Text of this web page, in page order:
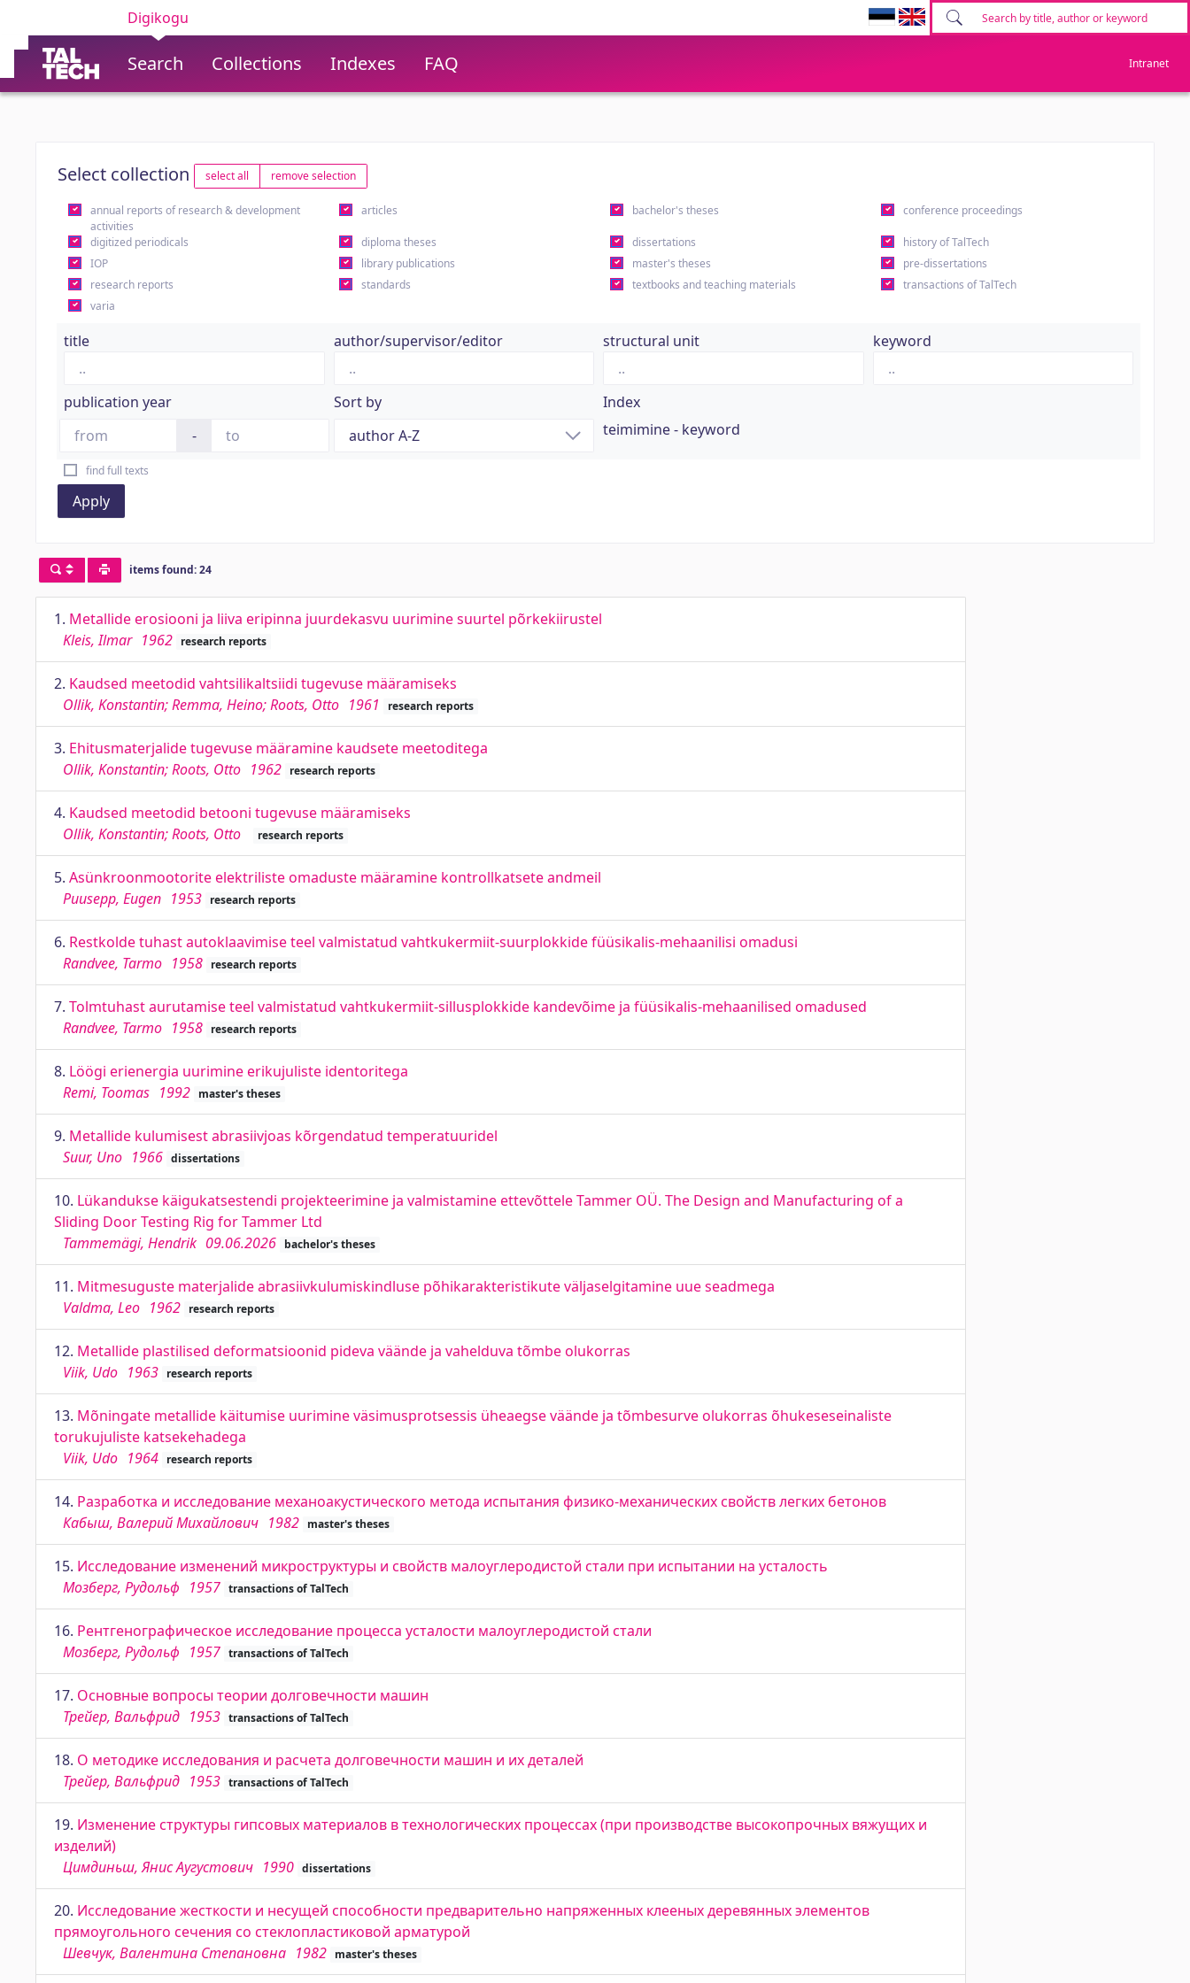
Digikogu
Search Collections Indexes FAQ Intranet
Select collection select all remove selection
annual reports of research & development
activities
articles bachelor's theses conference proceedings
digitized periodicals diploma theses dissertations
history of TalTech
IOP
library publications master's theses
pre-dissertations
research reports
standards textbooks and teaching materials
transactions of TalTech
varia
title author/supervisor/editor structural unit keyword
publication year
-
Sort by
Index
teimimine - keyword
find full texts
Apply
items found: 24
1. Metallide erosiooni ja liiva eripinna juurdekasvu uurimine suurtel põrkekiirustel
Kleis, Ilmar 1962 research reports
2. Kaudsed meetodid vahtsilikaltsiidi tugevuse määramiseks
Ollik, Konstantin; Remma, Heino; Roots, Otto 1961 research reports
3. Ehitusmaterjalide tugevuse määramine kaudsete meetoditega
Ollik, Konstantin; Roots, Otto 1962 research reports
4. Kaudsed meetodid betooni tugevuse määramiseks
Ollik, Konstantin; Roots, Otto
research reports
5. Asünkroonmootorite elektriliste omaduste määramine kontrollkatsete andmeil
Puusepp, Eugen 1953 research reports
6. Restkolde tuhast autoklaavimise teel valmistatud vahtkukermiit-suurplokkide füüsikalis-mehaanilisi omadusi
Randvee, Tarmo 1958 research reports
7. Tolmtuhast aurutamise teel valmistatud vahtkukermiit-sillusplokkide kandevõime ja füüsikalis-mehaanilised omadused
Randvee, Tarmo 1958 research reports
8. Löögi erienergia uurimine erikujuliste identoritega
Remi, Toomas 1992 master's theses
9. Metallide kulumisest abrasiivjoas kõrgendatud temperatuuridel
Suur, Uno 1966 dissertations
10. Lükandukse käigukatsestendi projekteerimine ja valmistamine ettevõttele Tammer OÜ. The Design and Manufacturing of a
Sliding Door Testing Rig for Tammer Ltd
Tammemägi, Hendrik 09.06.2026 bachelor's theses
11. Mitmesuguste materjalide abrasiivkulumiskindluse põhikarakteristikute väljaselgitamine uue seadmega
Valdma, Leo 1962 research reports
12. Metallide plastilised deformatsioonid pideva väände ja vahelduva tõmbe olukorras
Viik, Udo 1963 research reports
13. Mõningate metallide käitumise uurimine väsimusprotsessis üheaegse väände ja tõmbesurve olukorras õhukeseseinaliste
torukujuliste katsekehadega
Viik, Udo 1964 research reports
14. Разработка и исследование механоакустического метода испытания физико-механических свойств легких бетонов
Кабыш, Валерий Михайлович 1982 master's theses
15. Исследование изменений микроструктуры и свойств малоуглеродистой стали при испытании на усталость
Мозберг, Рудольф 1957 transactions of TalTech
16. Рентгенографическое исследование процесса усталости малоуглеродистой стали
Мозберг, Рудольф 1957 transactions of TalTech
17. Основные вопросы теории долговечности машин
Трейер, Вальфрид 1953 transactions of TalTech
18. О методике исследования и расчета долговечности машин и их деталей
Трейер, Вальфрид 1953 transactions of TalTech
19. Изменение структуры гипсовых материалов в технологических процессах (при производстве высокопрочных вяжущих и
изделий)
Цимдиньш, Янис Аугустович 1990 dissertations
20. Исследование жесткости и несущей способности предварительно напряженных клееных деревянных элементов
прямоугольного сечения со стеклопластиковой арматурой
Шевчук, Валентина Степановна 1982 master's theses